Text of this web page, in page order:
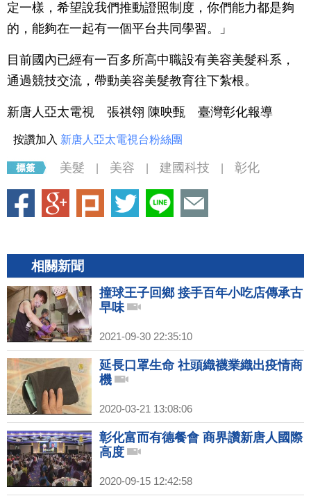
定一樣，希望說我們推動證照制度，你們能力都是夠
的，能夠在一起有一個平台共同學習。」
目前國內已經有一百多所高中職設有美容美髮科系，
通過競技交流，帶動美容美髮教育往下紮根。
新唐人亞太電視 張祺翎 陳映甄 臺灣彰化報導
按讚加入 新唐人亞太電視台粉絲團
美髮 美容 建國科技 彰化
相關新聞
撞球王子回鄉 接手百年小吃店傳承古
早味
2021-09-30 22:35:10
延長口罩生命 社頭織襪業織出疫情商
機
2020-03-21 13:08:06
彰化富而有德餐會 商界讚新唐人國際
高度
2020-09-15 12:42:58